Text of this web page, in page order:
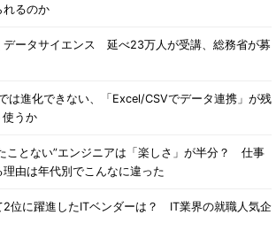
れるのか
データサイエンス 延べ23万人が受講、総務省が募
は進化できない、「Excel/CSVでデータ連携」が残
使うか
ことない”エンジニアは「楽しさ」が半分？ 仕事
理由は年代別でこんなに違った
2位に躍進したITベンダーは？ IT業界の就職人気企